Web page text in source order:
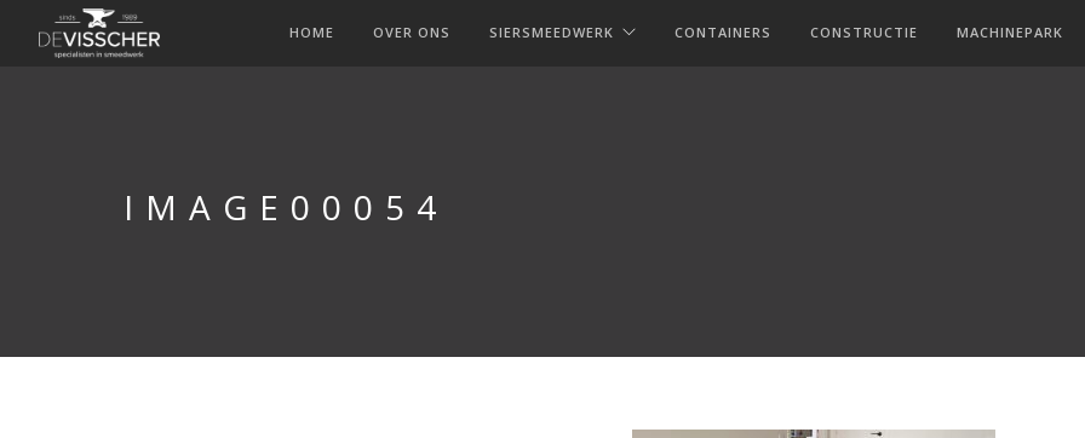
HOME OVER ONS SIERSMEEDWERK CONTAINERS CONSTRUCTIE MACHINEPARK
IMAGE00054